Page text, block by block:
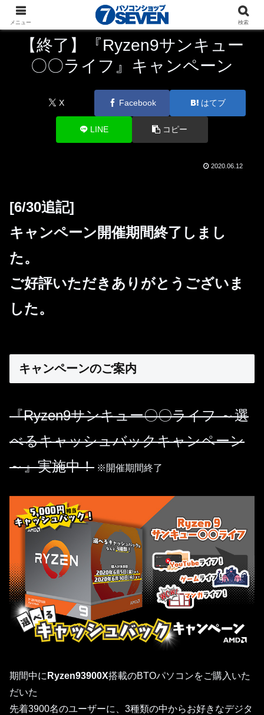
パソコンショップSEVEN ニュース キャンペーン
【終了】『Ryzen9サンキュー
〇〇ライフ』キャンペーン
X Facebook はてブ
LINE コピー
2020.06.12
[6/30追記]
キャンペーン開催期間終了しまし
た。
ご好評いただきありがとうございま
した。
キャンペーンのご案内
『Ryzen9サンキュー〇〇ライフ ～選
べるキャッシュバックキャンペーン
～』実施中！ ※開催期間終了
期間中に Ryzen93900X搭載のBTOパソコンをご購入いた
だいた
先着3900名のユーザーに、3種類の中からお好きなデジタ
メニュー 検索